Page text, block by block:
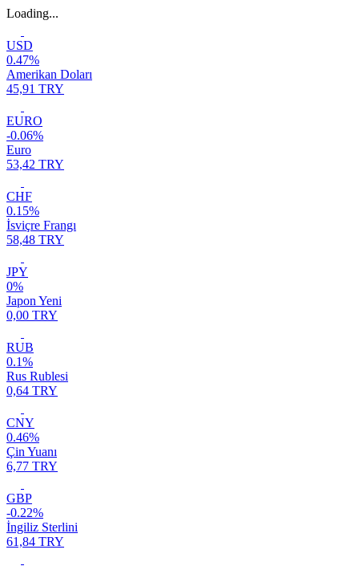
Loading...
USD
0.47%
Amerikan Doları
45,91 TRY
EURO
-0.06%
Euro
53,42 TRY
CHF
0.15%
İsviçre Frangı
58,48 TRY
JPY
0%
Japon Yeni
0,00 TRY
RUB
0.1%
Rus Rublesi
0,64 TRY
CNY
0.46%
Çin Yuanı
6,77 TRY
GBP
-0.22%
İngiliz Sterlini
61,84 TRY